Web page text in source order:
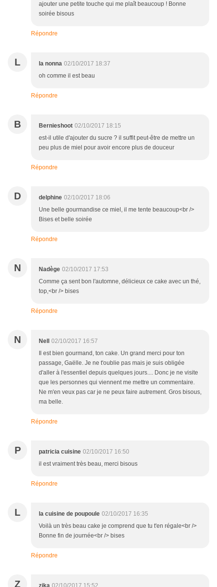
ajouter une petite touche qui me plaît beaucoup ! Bonne
soirée bisous
Répondre
L la nonna 02/10/2017 18:37
oh comme il est beau
Répondre
B Bernieshoot 02/10/2017 18:15
est-il utile d'ajouter du sucre ? il suffit peut-être de mettre un
peu plus de miel pour avoir encore plus de douceur
Répondre
D delphine 02/10/2017 18:06
Une belle gourmandise ce miel, il me tente beaucoup<br />
Bises et belle soirée
Répondre
N Nadège 02/10/2017 17:53
Comme ça sent bon l'automne, délicieux ce cake avec un thé,
top,<br /> bises
Répondre
N Nell
02/10/2017 16:57
Il est bien gourmand, ton cake. Un grand merci pour ton
passage, Gaëlle. Je ne t'oublie pas mais je suis obligée
d'aller à l'essentiel depuis quelques jours.... Donc je ne visite
que les personnes qui viennent me mettre un commentaire.
Ne m'en veux pas car je ne peux faire autrement. Gros bisous,
ma belle.
Répondre
P patricia cuisine 02/10/2017 16:50
il est vraiment très beau, merci bisous
Répondre
L la cuisine de poupoule 02/10/2017 16:35
Voilà un très beau cake je comprend que tu t'en régale<br />
Bonne fin de journée<br /> bises
Répondre
Z zika 02/10/2017 15:52